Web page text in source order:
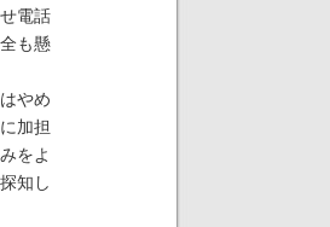
電話
も懸
やめ
加担
をよ
知し